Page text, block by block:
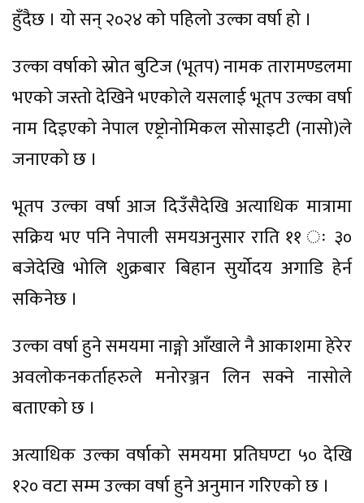
हुँदैछ । यो सन् २०२४ को पहिलो उल्का वर्षा हो ।
उल्का वर्षाको स्रोत बुटिज (भूतप) नामक तारामण्डलमा
भएको जस्तो देखिने भएकोले यसलाई भूतप उल्का वर्षा
नाम दिइएको नेपाल एष्ट्रोनोमिकल सोसाइटी (नासो)ले
जनाएको छ ।
भूतप उल्का वर्षा आज दिउँसैदेखि अत्याधिक मात्रामा
सक्रिय भए पनि नेपाली समयअनुसार राति ११ ः ३०
बजेदेखि भोलि शुक्रबार बिहान सुर्योदय अगाडि हेर्न
सकिनेछ ।
उल्का वर्षा हुने समयमा नाङ्गो आँखाले नै आकाशमा हेरेर
अवलोकनकर्ताहरुले मनोरञ्जन लिन सक्ने नासोले
बताएको छ ।
अत्याधिक उल्का वर्षाको समयमा प्रतिघण्टा ५० देखि
१२० वटा सम्म उल्का वर्षा हुने अनुमान गरिएको छ ।